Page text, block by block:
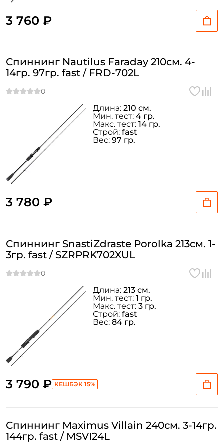
3 760 ₽
Спиннинг Nautilus Faraday 210см. 4-
14гр. 97гр. fast / FRD-702L
3 780 ₽
Длина: 210 см.
Мин. тест: 4 гр.
Макс. тест: 14 гр.
Строй: fast
Вес: 97 гр.
Спиннинг SnastiZdraste Porolka 213см. 1-
3гр. fast / SZRPRK702XUL
3 790 ₽ КЕШБЭК 15%
Длина: 213 см.
Мин. тест: 1 гр.
Макс. тест: 3 гр.
Строй: fast
Вес: 84 гр.
Спиннинг Maximus Villain 240см. 3-14гр.
144гр. fast / MSVI24L